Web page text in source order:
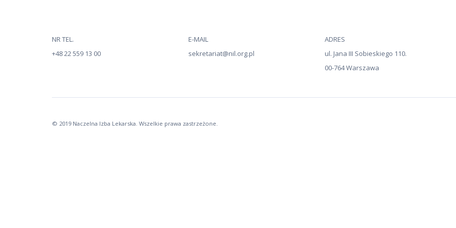
NR TEL.
+48 22 559 13 00
E-MAIL
sekretariat@nil.org.pl
ADRES
ul. Jana III Sobieskiego 110.
00-764 Warszawa
© 2019 Naczelna Izba Lekarska. Wszelkie prawa zastrzeżone.